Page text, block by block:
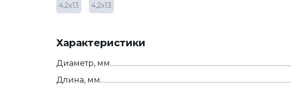
4,2х13 4,2х13
Характеристики
Диаметр, мм
Длина, мм